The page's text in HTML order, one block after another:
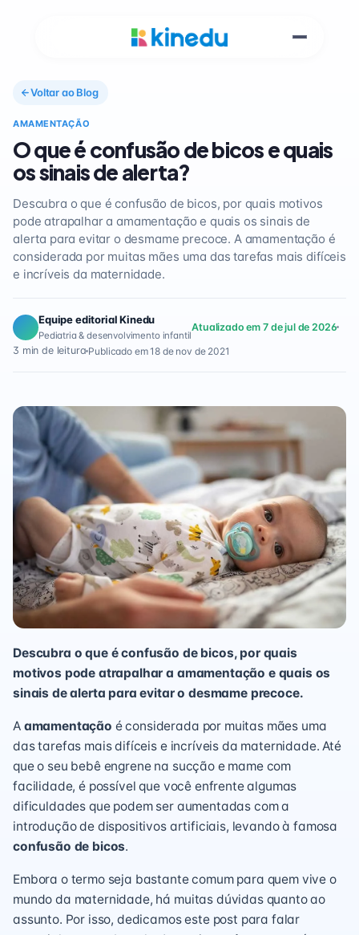
Voltar ao Blog
AMAMENTAÇÃO
O que é confusão de bicos e quais
os sinais de alerta?
Descubra o que é confusão de bicos, por quais motivos
pode atrapalhar a amamentação e quais os sinais de
alerta para evitar o desmame precoce. A amamentação é
considerada por muitas mães uma das tarefas mais difíceis
e incríveis da maternidade.
Equipe editorial Kinedu
Pediatria & desenvolvimento infantil
Atualizado em 7 de jul de 2026
3 min de leitura Publicado em 18 de nov de 2021
Descubra o que é confusão de bicos, por quais
motivos pode atrapalhar a amamentação e quais os
sinais de alerta para evitar o desmame precoce.
A amamentação é considerada por muitas mães uma
das tarefas mais difíceis e incríveis da maternidade. Até
que o seu bebê engrene na sucção e mame com
facilidade, é possível que você enfrente algumas
dificuldades que podem ser aumentadas com a
introdução de dispositivos artificiais, levando à famosa
confusão de bicos.
Embora o termo seja bastante comum para quem vive o
mundo da maternidade, há muitas dúvidas quanto ao
assunto. Por isso, dedicamos este post para falar